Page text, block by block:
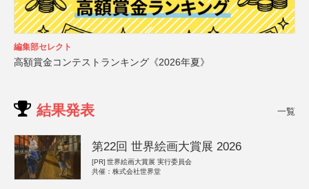
編集部セレクト
高額賞金コンテストランキング《2026年夏》
結果発表 一覧
第22回 世界絵画大賞展 2026
[PR] 世界絵画大賞展 実行委員会
共催：株式会社世界堂